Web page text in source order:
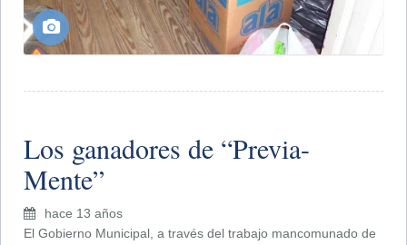
Los ganadores de “Previa-
Mente”
hace 13 años
El Gobierno Municipal, a través del trabajo mancomunado de